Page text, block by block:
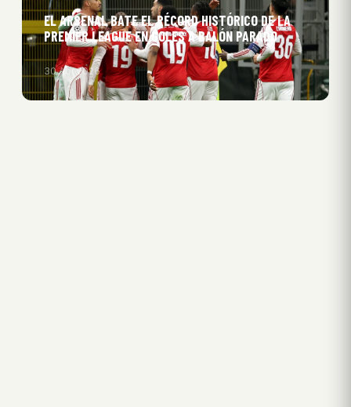
EL ARSENAL BATE EL RÉCORD HISTÓRICO DE LA
PREMIER LEAGUE EN GOLES A BALÓN PARADO
30 Abr 2026